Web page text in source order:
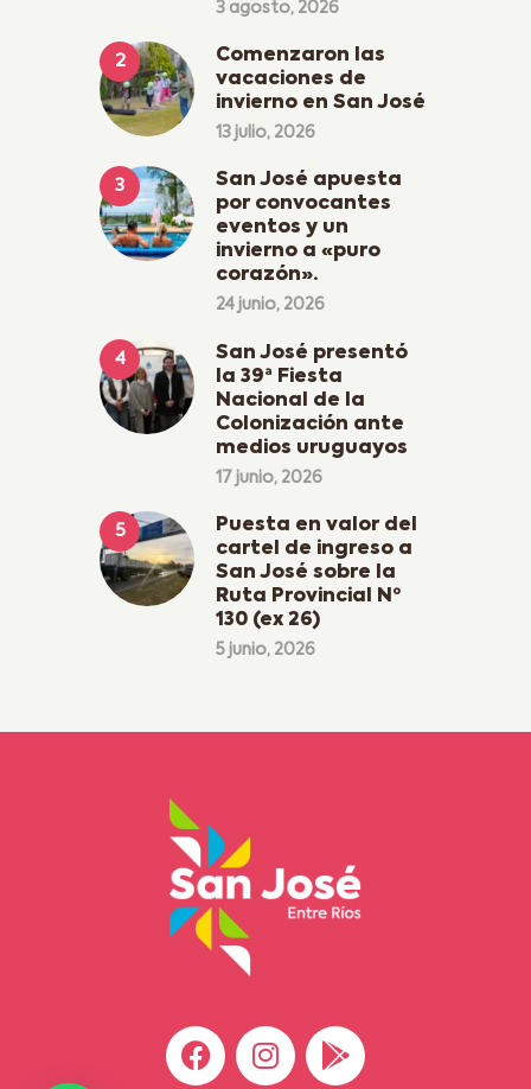
3 agosto, 2026
Comenzaron las
vacaciones de
invierno en San José
13 julio, 2026
San José apuesta
por convocantes
eventos y un
invierno a «puro
corazón».
24 junio, 2026
San José presentó
la 39ª Fiesta
Nacional de la
Colonización ante
medios uruguayos
17 junio, 2026
Puesta en valor del
cartel de ingreso a
San José sobre la
Ruta Provincial Nº
130 (ex 26)
5 junio, 2026